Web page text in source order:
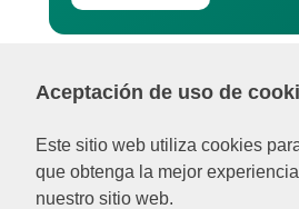
Aceptación de uso de
Este sitio web utiliza cookies
que obtenga la mejor
nuestro sitio web.
ÚLTIMOS COMENTARIOS